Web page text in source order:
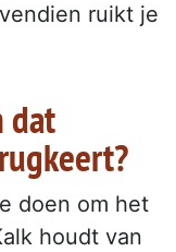
ruikt je
dat
doen om het
houdt van